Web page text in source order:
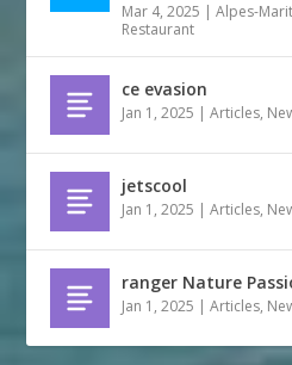
Mar 4, 2025 |Alpes-
Restaurant
ce evasion
Jan 1, 2025 |Articles,
jetscool
Jan 1, 2025 |Articles,
ranger Nature
Jan 1, 2025 |Articles,